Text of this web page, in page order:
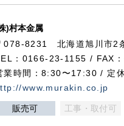
)村本金属
078-8231 北海道旭川市2
：0166-23-1155 / FAX
業時間：8:30〜17:30 / 定
www.murakin.co.jp
販売可 工事・取付可